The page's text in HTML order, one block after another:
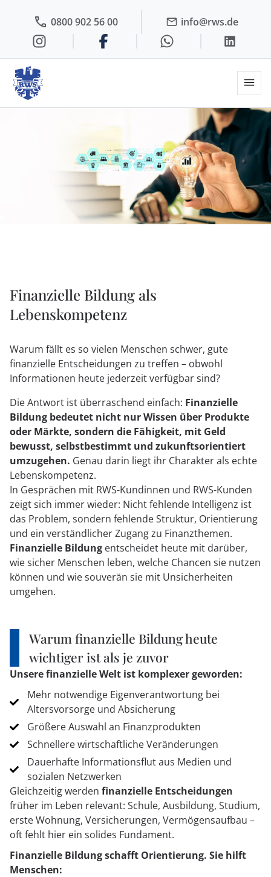
0800 902 56 00 info@rws.de
Finanzielle Bildung als
Lebenskompetenz
Warum fällt es so vielen Menschen schwer, gute
finanzielle Entscheidungen zu treffen – obwohl
Informationen heute jederzeit verfügbar sind?
Die Antwort ist überraschend einfach: Finanzielle
Bildung bedeutet nicht nur Wissen über Produkte
oder Märkte, sondern die Fähigkeit, mit Geld
bewusst, selbstbestimmt und zukunftsorientiert
umzugehen. Genau darin liegt ihr Charakter als echte
Lebenskompetenz.
In Gesprächen mit RWS-Kundinnen und RWS-Kunden
zeigt sich immer wieder: Nicht fehlende Intelligenz ist
das Problem, sondern fehlende Struktur, Orientierung
und ein verständlicher Zugang zu Finanzthemen.
Finanzielle Bildung entscheidet heute mit darüber,
wie sicher Menschen leben, welche Chancen sie nutzen
können und wie souverän sie mit Unsicherheiten
umgehen.
Warum finanzielle Bildung heute
wichtiger ist als je zuvor
Unsere finanzielle Welt ist komplexer geworden:
Mehr notwendige Eigenverantwortung bei
Altersvorsorge und Absicherung
Größere Auswahl an Finanzprodukten
Schnellere wirtschaftliche Veränderungen
Dauerhafte Informationsflut aus Medien und
sozialen Netzwerken
Gleichzeitig werden finanzielle Entscheidungen
früher im Leben relevant: Schule, Ausbildung, Studium,
erste Wohnung, Versicherungen, Vermögensaufbau –
oft fehlt hier ein solides Fundament.
Finanzielle Bildung schafft Orientierung. Sie hilft
Menschen: